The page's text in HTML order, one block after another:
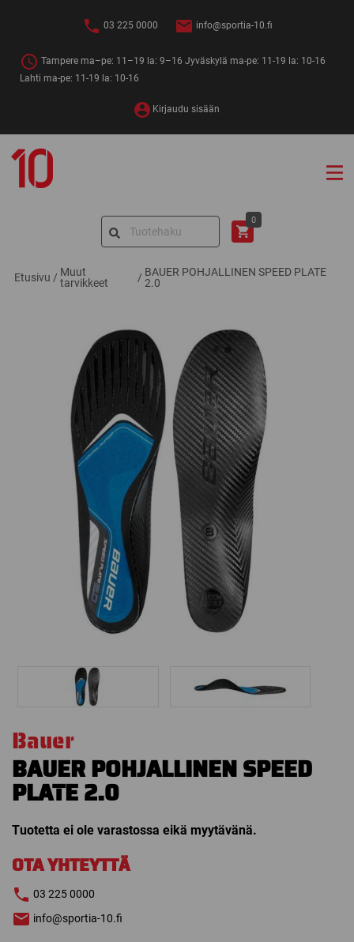
03 225 0000 info@sportia-10.fi
Tampere ma–pe: 11–19 la: 9–16 Jyväskylä ma-pe: 11-19 la: 10-16
Lahti ma-pe: 11-19 la: 10-16
Kirjaudu sisään
10
Search
0
Etusivu / Muut
tarvikkeet
/ BAUER POHJALLINEN SPEED PLATE
2.0
Bauer
BAUER POHJALLINEN SPEED
PLATE 2.0
Tuotetta ei ole varastossa eikä myytävänä.
OTA YHTEYTTÄ
03 225 0000
info@sportia-10.fi